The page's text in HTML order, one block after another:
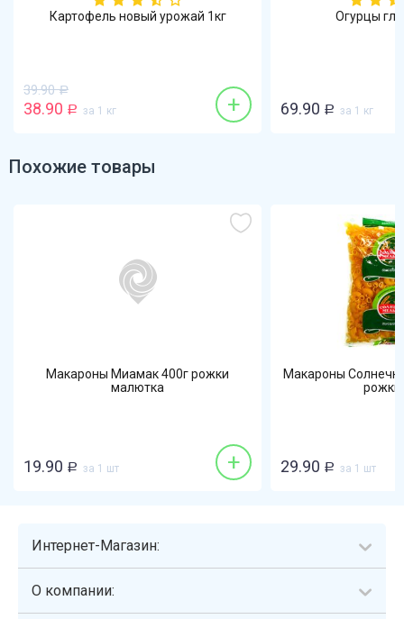
Картофель новый урожай 1кг
39.90 Р
38.90 Р за 1 кг +
Огурцы
69.90 Р за 1 кг
Похожие товары
Макароны Миамак 400г рожки
малютка
19.90 Р за 1 шт +
Макароны
рожки
29.90 Р за 1 шт
Интернет-Магазин:
О компании: